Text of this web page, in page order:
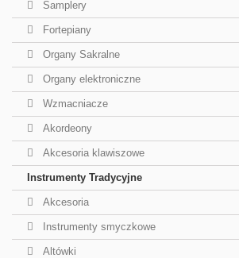
Samplery
Fortepiany
Organy Sakralne
Organy elektroniczne
Wzmacniacze
Akordeony
Akcesoria klawiszowe
Instrumenty Tradycyjne
Akcesoria
Instrumenty smyczkowe
Altówki